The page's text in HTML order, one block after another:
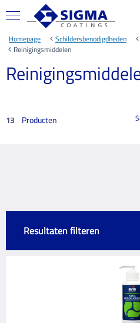
Homepage Schildersbenodigdheden
Reinigingsmiddelen
13 Producten
Resultaten filteren